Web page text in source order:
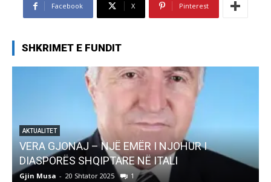
Facebook X Pinterest
SHKRIMET E FUNDIT
AKTUALITET
Pregaditi Gjin Musa-Rome- Shtator 2025
Gjin Musa 8 Shtator 2025 0